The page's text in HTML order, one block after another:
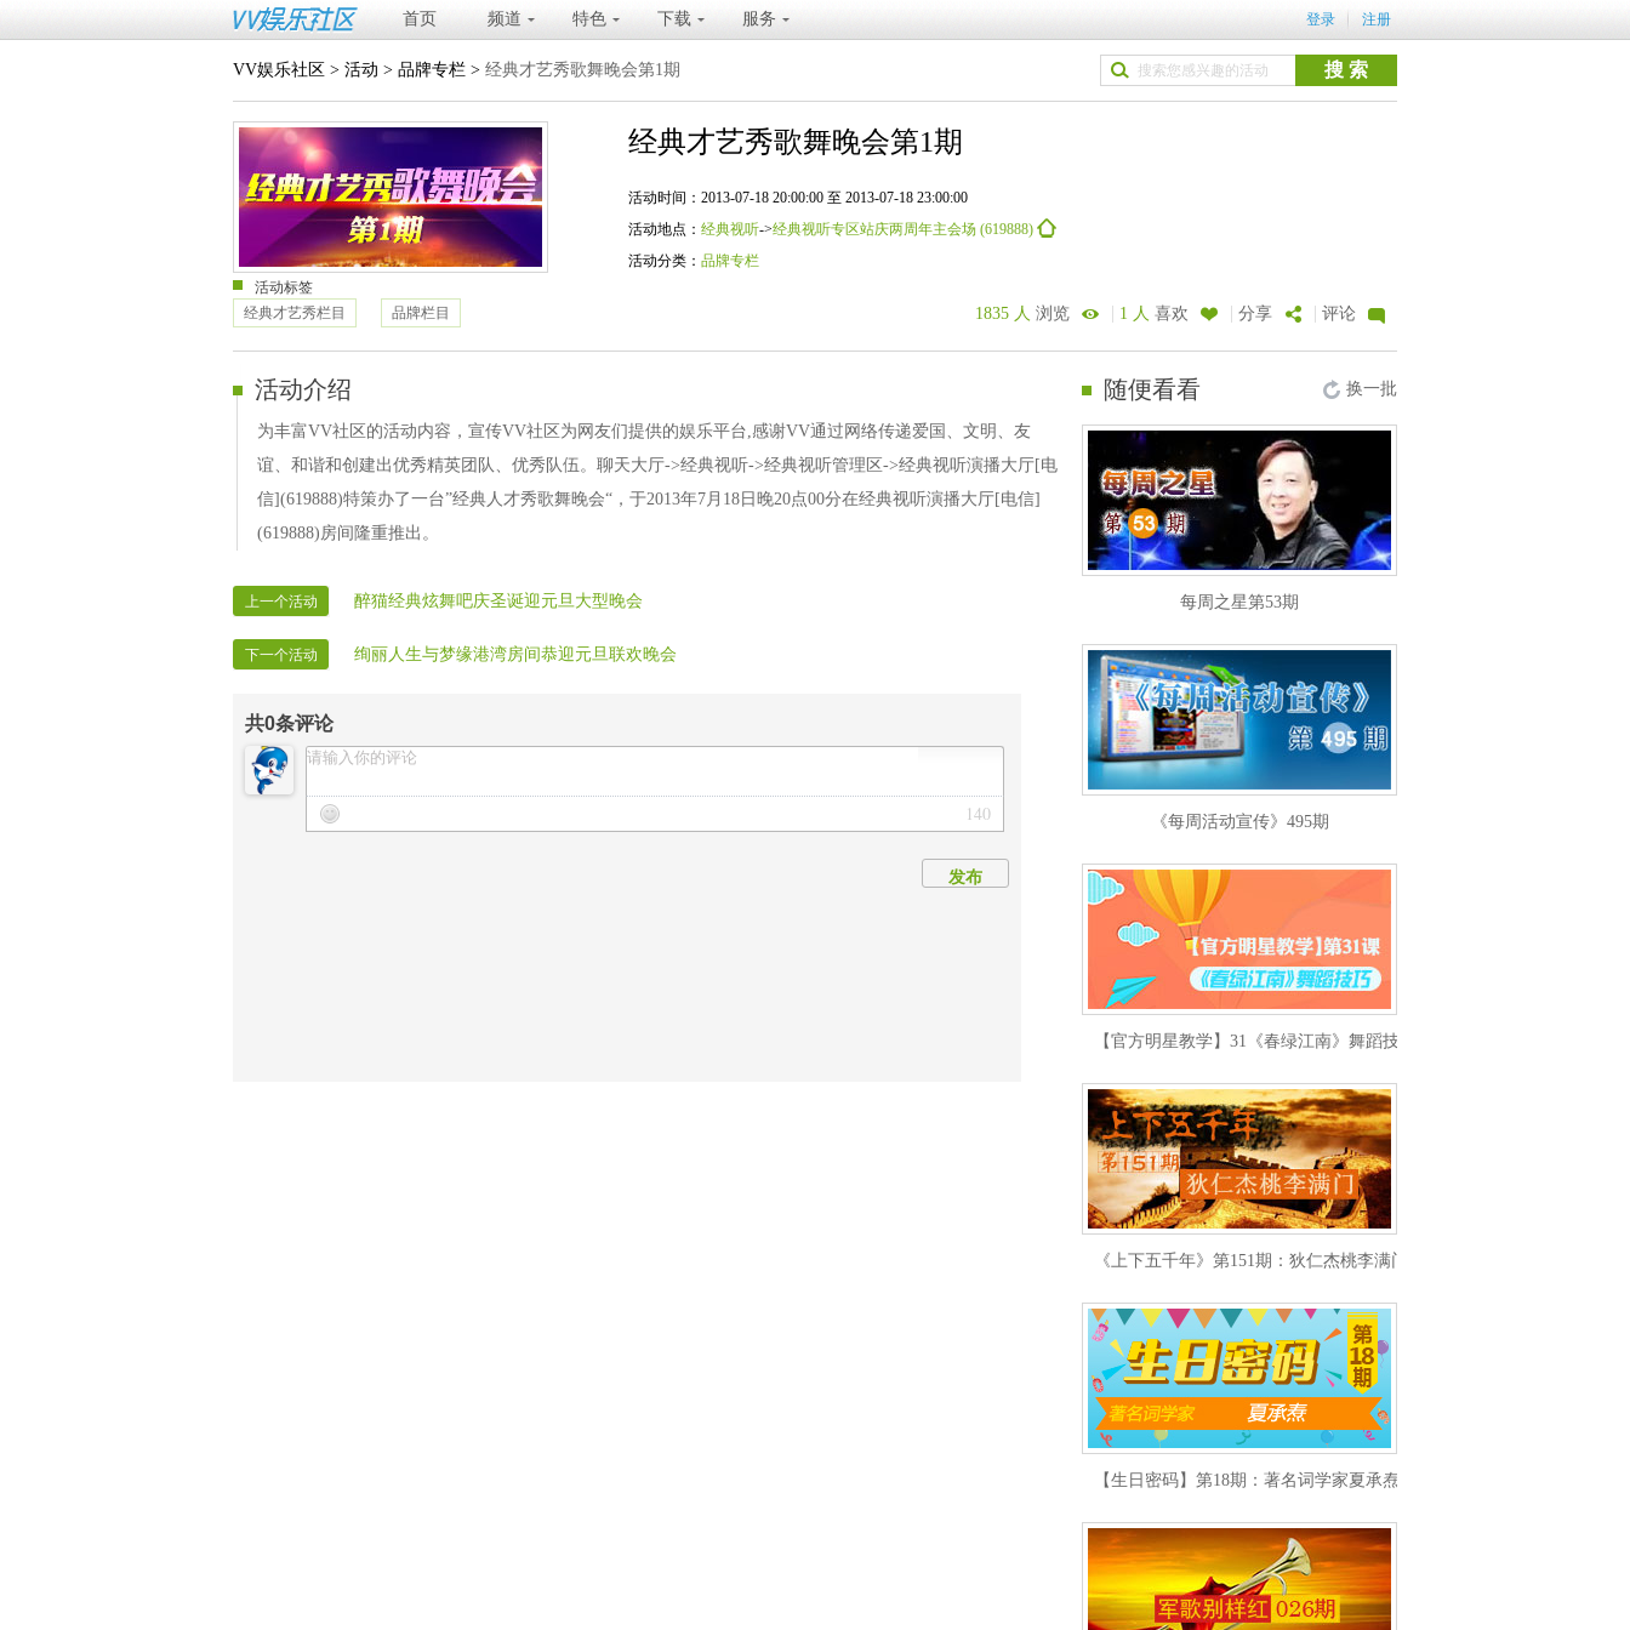
首页 频道 特色 下载 服务 登录 注册
VV娱乐社区 > 活动 > 品牌专栏 > 经典才艺秀歌舞晚会第1期
经典才艺秀歌舞晚会第1期
活动时间：2013-07-18 20:00:00 至 2013-07-18 23:00:00
活动地点： 经典视听->经典视听专区站庆两周年主会场 (619888)
活动分类： 品牌专栏
活动标签
经典才艺秀栏目
品牌栏目 1835 人 浏览 | 1 人 喜欢 | 分享 | 评论
活动介绍
为丰富VV社区的活动内容，宣传VV社区为网友们提供的娱乐平台,感谢VV通过网络传递爱国、文明、友
谊、和谐和创建出优秀精英团队、优秀队伍。聊天大厅->经典视听->经典视听管理区->经典视听演播大厅[电
信](619888)特策办了一台”经典人才秀歌舞晚会“，于2013年7月18日晚20点00分在经典视听演播大厅[电信]
(619888)房间隆重推出。
上一个活动 醉猫经典炫舞吧庆圣诞迎元旦大型晚会
下一个活动 绚丽人生与梦缘港湾房间恭迎元旦联欢晚会
共0条评论
140
发布
随便看看 换一批
每周之星第53期
《每周活动宣传》495期
【官方明星教学】31《春绿江南》舞蹈技巧
《上下五千年》第151期：狄仁杰桃李满门
【生日密码】第18期：著名词学家夏承焘